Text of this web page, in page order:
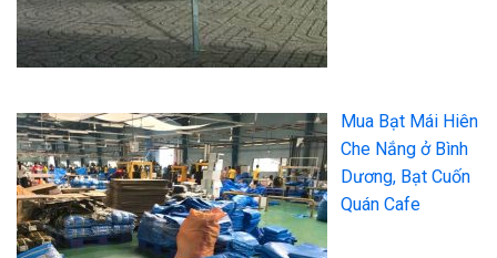
Mua Bạt Mái Hiên
Che Nắng ở Bình
Dương, Bạt Cuốn
Quán Cafe